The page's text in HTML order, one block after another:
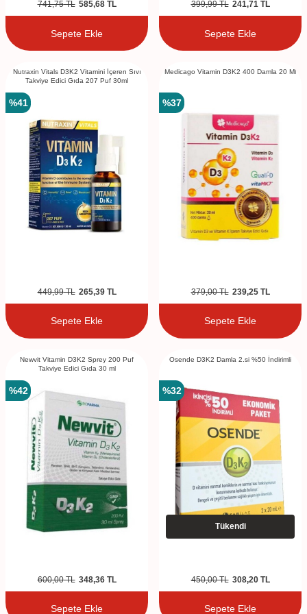
741,75TL 585,68TL
Sepete Ekle
399,99TL 241,71TL
Sepete Ekle
Nutraxin Vitals D3K2 Vitamini İçeren Sıvı
Takviye Edici Gıda 207 Puf 30ml
%41
449,99TL 265,39TL
Sepete Ekle
Medicago Vitamin D3K2 400 Damla 20 Ml
%37
379,00TL 239,25TL
Sepete Ekle
Newvit Vitamin D3K2 Sprey 200 Puf
Takviye Edici Gıda 30 ml
%42
600,00TL 348,36TL
Sepete Ekle
Osende D3K2 Damla 2.si %50 İndirimli
%32
Tükendi
450,00TL 308,20TL
Sepete Ekle